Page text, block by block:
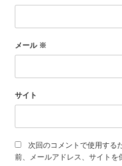
メール ※
サイト
次回のコメントで使用する
前、メールアドレス、サイトを